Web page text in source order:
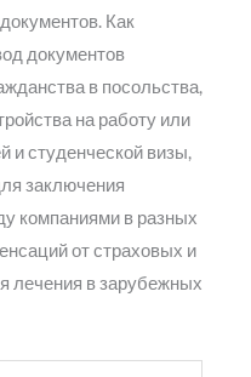
Как
документов
в посольства,
на работу или
и студенческой визы,
заключения
компаниями в разных
от страховых и
лечения в зарубежных